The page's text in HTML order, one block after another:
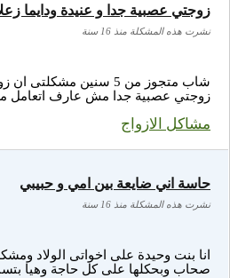
شاب متجوز من 5 سنين
زوجتي عصبية جدا مش عارف اتعامل
مشاكل الازواج
زوجتي عصبية جدا و عنيدة ودايما
نشرت هذه المشكلة منذ 16 سنة
انا بنت وحيدة على اخواتى الولاد
صحاب وبحكلها على كل حاجة وهيا
حاسة اني ضايعة بين امي و حبيبي
نشرت هذه المشكلة منذ 16 سنة